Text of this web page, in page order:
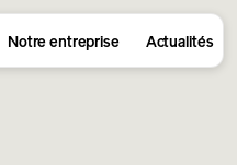
Notre entreprise Actualités